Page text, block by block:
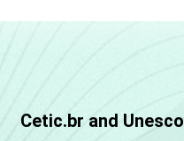
Cetic.br and Unesco